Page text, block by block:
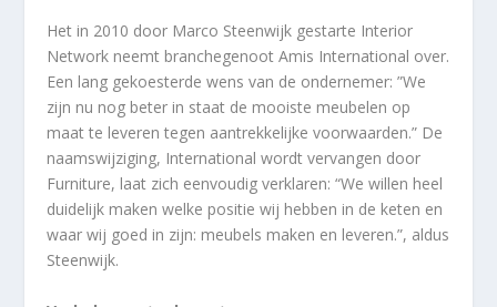
Het in 2010 door Marco Steenwijk gestarte Interior
Network neemt branchegenoot Amis International over.
Een lang gekoesterde wens van de ondernemer: ”We
zijn nu nog beter in staat de mooiste meubelen op
maat te leveren tegen aantrekkelijke voorwaarden.” De
naamswijziging, International wordt vervangen door
Furniture, laat zich eenvoudig verklaren: “We willen heel
duidelijk maken welke positie wij hebben in de keten en
waar wij goed in zijn: meubels maken en leveren.”, aldus
Steenwijk.